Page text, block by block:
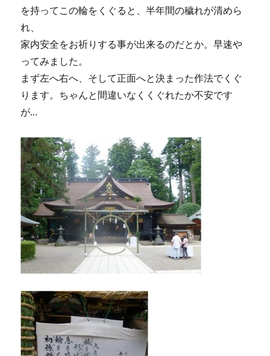
を持ってこの輪をくぐると、半年間の穢れが清めら
れ、
家内安全をお祈りする事が出来るのだとか。早速や
ってみました。
まず左へ右へ、そして正面へと決まった作法でくぐ
ります。ちゃんと間違いなくくぐれたか不安です
が…